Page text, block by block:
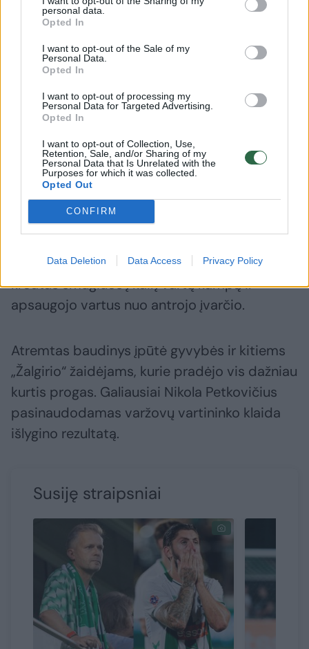
personal data.
Opted In
I want to opt-out of the Sale of my
Personal Data.
Opted In
I want to opt-out of processing my
Personal Data for Targeted Advertising.
Opted In
I want to opt-out of Collection, Use,
Retention, Sale, and/or Sharing of my
Personal Data that Is Unrelated with the
Purposes for which it was collected.
Opted Out
CONFIRM
Data Deletion Data Access Privacy Policy
„Žalgirio“ aistruoliai savo komandą itin garsiai
palaikė jau nuo pirmųjų sekundžių, tačiau tai
šeimininkams nepadėjo. Jau 3-ąją rungtynių
minutę teisėjas nedvejodamas paskyrė 11
Michele‘as Šego smūgiuodamas į vartų vidurį
sėkmingai realizavo progą.
Prabėgus vos 10 minučių M. Šego gavo progą
antrą sykį Vincentas Šarkauskas atspėjo, jog
kroatas smūgiuos į kairį vartų kampą ir
apsaugojo vartus nuo antrojo įvarčio.
Atremtas baudinys įpūtė gyvybės ir kitiems
„Žalgirio“ žaidėjams, kurie pradėjo vis dažniau
kurtis progas. Galiausiai Nikola Petkovičius
pasinaudodamas varžovų vartininko klaida
išlygino rezultatą.
Susiję straipsniai